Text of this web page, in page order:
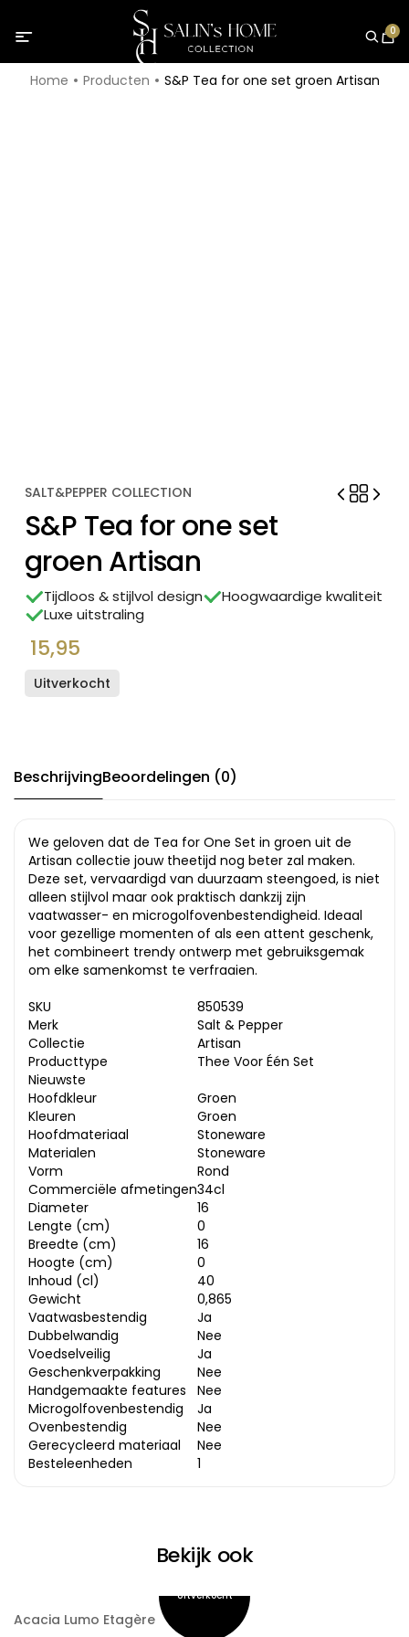
0
Home Producten S&P Tea for one set groen Artisan
SALT&PEPPER COLLECTION
S&P Tea for one set
groen Artisan
Tijdloos & stijlvol design
Hoogwaardige kwaliteit
Luxe uitstraling
15,95
Uitverkocht
BeschrijvingBeoordelingen (0)
We geloven dat de Tea for One Set in groen uit de
Artisan collectie jouw theetijd nog beter zal maken.
Deze set, vervaardigd van duurzaam steengoed, is niet
alleen stijlvol maar ook praktisch dankzij zijn
vaatwasser- en microgolfovenbestendigheid. Ideaal
voor gezellige momenten of als een attent geschenk,
het combineert trendy ontwerp met gebruiksgemak
om elke samenkomst te verfraaien.
SKU
850539
Merk
Salt & Pepper
Collectie
Artisan
Producttype
Thee Voor Één Set
Nieuwste
Hoofdkleur
Groen
Kleuren
Groen
Hoofdmateriaal
Stoneware
Materialen
Stoneware
Vorm
Rond
Commerciële afmetingen34cl
Diameter
16
Lengte (cm)
0
Breedte (cm)
16
Hoogte (cm)
0
Inhoud (cl)
40
Gewicht
0,865
Vaatwasbestendig
Ja
Dubbelwandig
Nee
Voedselveilig
Ja
Geschenkverpakking
Nee
Handgemaakte features
Nee
Microgolfovenbestendig
Ja
Ovenbestendig
Nee
Gerecycleerd materiaal
Nee
Besteleenheden
1
Bekijk ook
Acacia Lumo Etagère